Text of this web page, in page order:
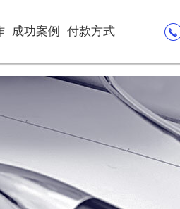
成功案例 付款方式